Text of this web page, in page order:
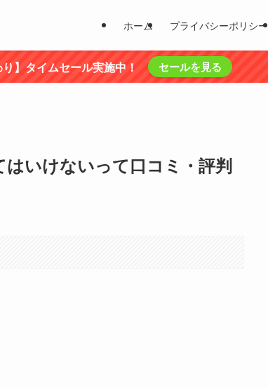
ホーム プライバシーポリシー
】タイムセール実施中！ セールを見る
いけないって口コミ・評判